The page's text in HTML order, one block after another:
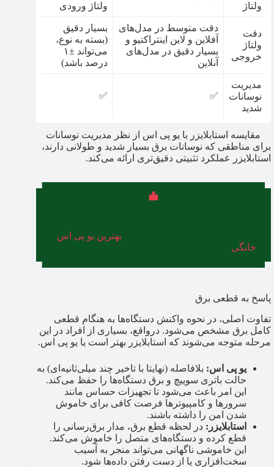
ولتاژ
ولتاژ ورودی
دقت
ولتاژ
خروجی
دقت متوسط در مدل‌های
آفلاین و لاین اینتراکتیو و
بسیار دقیق در مدل‌های
آنلاین
بسیار دقیق
(بسته به نوع،
می‌تواند ±۱
درصد باشد)
مدیریت
نوسانات
شدید
✅
✅
مقایسه استابلایزر با یو پی اس از نظر مدیریت نوسانات
برای مناطقی که نوسانات برق بسیار شدید و طولانی دارند،
استابلایزر عملکرد تثبیتی دقیق‌تری ارائه می‌کند.
بهترین یو پی اس
خانگی
پاسخ به قطعی برق
تفاوت اصلی، در نحوه واکنش دستگاه‌ها به هنگام قطعی
کامل برق مشخص می‌شود. درواقع، بسیاری از افراد در این
مرحله متوجه می‌شوند که استابلایزر بهتر است یا یو پی اس.
یو پی اس: بلافاصله (نهایتا با تاخیر چند میلی‌ثانیه‌ای) به
حالت باتری سوییچ و برق دستگاه‌ها را حفظ می‌کند.
این امر باعث می‌شود تا تجهیزات حساس مانند
سرورها و کامپیوترها فرصت کافی برای خاموش
شدن امن را داشته باشند.
استابلایزر: در لحظه قطع برق، مدار برق‌رسانی را
قطع کرده و دستگاه‌های متصل را خاموش می‌کند.
این خاموشی ناگهانی می‌تواند منجر به آسیب
سخت‌افزاری یا از دست رفتن داده‌ها شود.